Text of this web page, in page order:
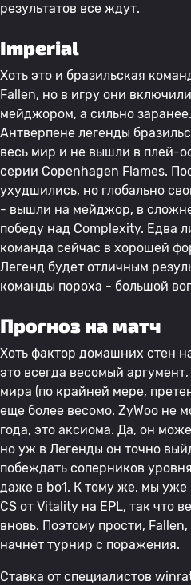
результатов все ждут.
Imperial
Хоть это и бразильская
Fallen, но в игру они
мейджором, а сильно
Антверпене легенды
весь мир и не вышли в плей-
серии Copenhagen Flames.
ухудшились, но глобально
- вышли на мейджор, в
победу над Complexity. Едва
команда сейчас в хорошей
Легенд будет отличным
команды пороха - большой
Прогноз на матч
Хоть фактор домашних стен
это всегда весомый
мира (по крайней мере,
еще более весомо. ZyWoo не
года, это аксиома. Да, он
но уж в Легенды он точно
побеждать соперников
даже в bo1. К тому же, мы
CS от Vitality на EPL, так что
вновь. Поэтому прости,
начнёт турнир с поражения.
Ставка от специалистов